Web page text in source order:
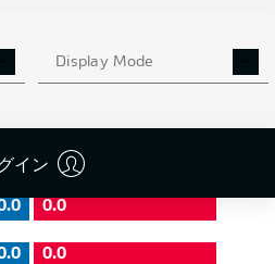
Display Mode
イン
0
成功率 0 %
0.0
0.0